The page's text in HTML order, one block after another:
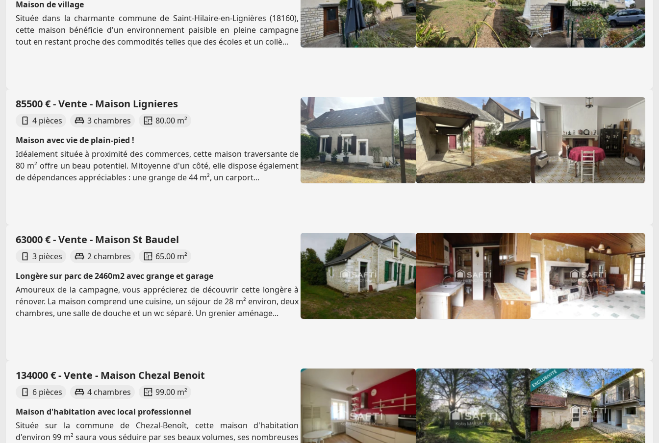
Maison de village
Située dans la charmante commune de Saint-Hilaire-en-Lignières (18160),
cette maison bénéficie d'un environnement paisible en pleine campagne
tout en restant proche des commodités telles que des écoles et un collè...
85500 € - Vente - Maison Lignieres
4 pièces 3 chambres
80.00 m²
Maison avec vie de plain-pied !
Idéalement située à proximité des commerces, cette maison traversante de
80 m² offre un beau potentiel. Mitoyenne d'un côté, elle dispose également
de dépendances appréciables : une grange de 44 m², un carport...
63000 € - Vente - Maison St Baudel
3 pièces 2 chambres
65.00 m²
Longère sur parc de 2460m2 avec grange et garage
Amoureux de la campagne, vous apprécierez de découvrir cette longère à
rénover. La maison comprend une cuisine, un séjour de 28 m² environ, deux
chambres, une salle de douche et un wc séparé. Un grenier aménage...
134000 € - Vente - Maison Chezal Benoit
6 pièces 4 chambres
99.00 m²
Maison d'habitation avec local professionnel
Située sur la commune de Chezal-Benoît, cette maison d'habitation
d'environ 99 m² saura vous séduire par ses beaux volumes, ses nombreuses